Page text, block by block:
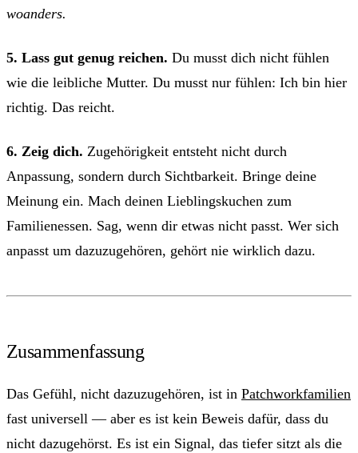
woanders.
5. Lass gut genug reichen. Du musst dich nicht fühlen
wie die leibliche Mutter. Du musst nur fühlen: Ich bin hier
richtig. Das reicht.
6. Zeig dich. Zugehörigkeit entsteht nicht durch
Anpassung, sondern durch Sichtbarkeit. Bringe deine
Meinung ein. Mach deinen Lieblingskuchen zum
Familienessen. Sag, wenn dir etwas nicht passt. Wer sich
anpasst um dazuzugehören, gehört nie wirklich dazu.
Zusammenfassung
Das Gefühl, nicht dazuzugehören, ist in Patchworkfamilien
fast universell — aber es ist kein Beweis dafür, dass du
nicht dazugehörst. Es ist ein Signal, das tiefer sitzt als die